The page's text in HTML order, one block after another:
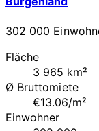
302 000
Fläche
3 965 km²
Ø Bruttomiete
€13.06/m²
Einwohner